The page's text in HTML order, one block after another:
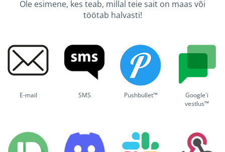
Ole esimene, kes teab, millal teie sait on maas või
töötab halvasti!
E-mail SMS Pushbullet™
Google'i
vestlus™